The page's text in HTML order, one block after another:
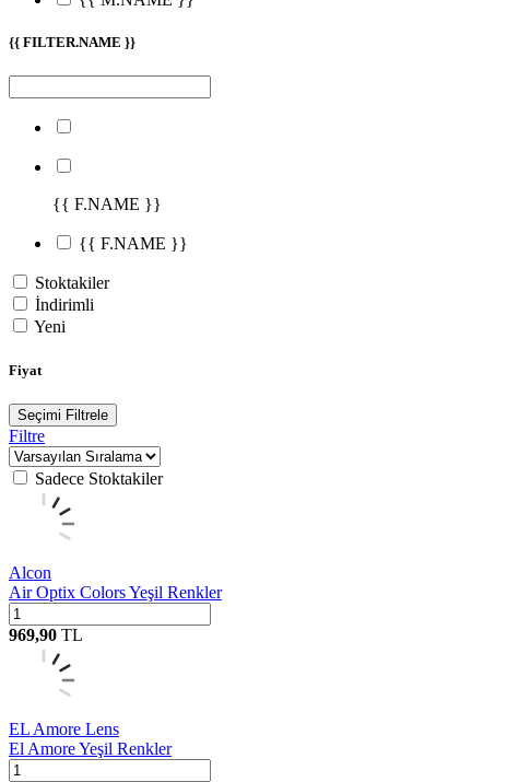
{{ FILTER.NAME }}
{{ F.NAME }}
{{ F.NAME }}
Stoktakiler
İndirimli
Yeni
Fiyat
Seçimi Filtrele
Filtre
Sadece Stoktakiler
Alcon
Air Optix Colors Yeşil Renkler
969,90 TL
EL Amore Lens
El Amore Yeşil Renkler